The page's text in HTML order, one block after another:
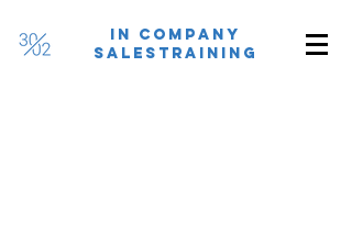
In Company
SalesTraininG